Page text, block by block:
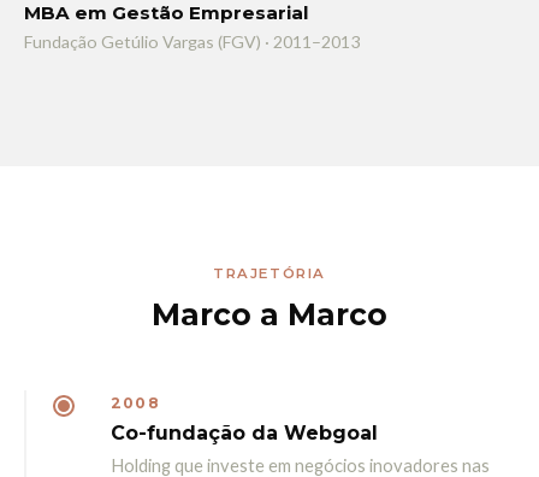
MBA em Gestão Empresarial
Fundação Getúlio Vargas (FGV) · 2011–2013
TRAJETÓRIA
Marco a Marco
2008
Co-fundação da Webgoal
Holding que investe em negócios inovadores nas